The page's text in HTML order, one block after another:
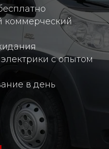
с опытом
в день